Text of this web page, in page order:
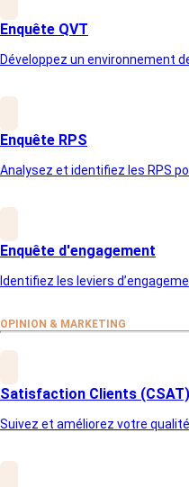
Enquête QVT
Développez un environnement
Enquête RPS
Analysez et identifiez les RPS
Enquête d'engagement
Identifiez les leviers
OPINION & MARKETING
Satisfaction Clients (CSAT)
Suivez et améliorez votre
données
représentativité et
de vos projets
comme
accessibles sur